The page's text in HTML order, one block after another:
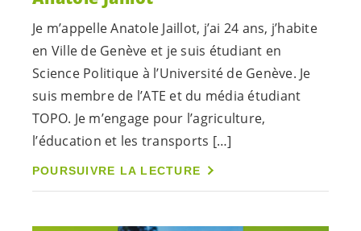
Je m’appelle Anatole Jaillot, j’ai 24 ans, j’habite
en Ville de Genève et je suis étudiant en
Science Politique à l’Université de Genève. Je
suis membre de l’ATE et du média étudiant
TOPO. Je m’engage pour l’agriculture,
l’éducation et les transports […]
POURSUIVRE LA LECTURE